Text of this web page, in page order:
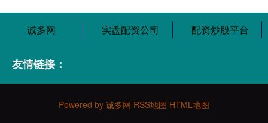
诚多网 实盘配资公司 配资炒股平台
友情链接：
Powered by 诚多网 RSS地图 HTML地图